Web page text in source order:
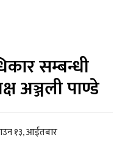
सम्बन्धी
अञ्जली पाण्डे
१३, आईतबार